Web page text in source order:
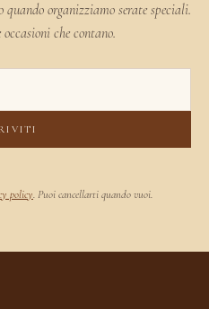
organizziamo serate speciali.
che contano.
policy. Puoi cancellarti quando vuoi.